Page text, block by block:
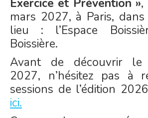
Exercice et Prévention »,
mars 2027, à Paris,
lieu : l’Espace
Boissière.
Avant de découvrir le
2027, n’hésitez pas à
sessions de l’édition 2026
ici.